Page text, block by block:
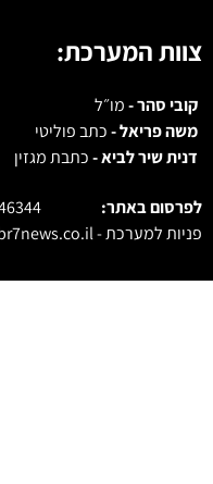
צוות המערכת:
קובי סהר -מו״ל
משה פריאל -כתב פוליטי
דנית שיר לביא -כתבת מגזין
לפרסום באתר:
פניות למערכת -